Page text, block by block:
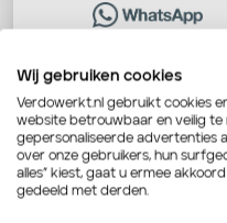
Verstuur je
Wij gebruiken cookies
Verdowerkt.nl gebruikt cookies
website betrouwbaar en veilig te
gepersonaliseerde advertenties
over onze gebruikers, hun
alles” kiest, gaat u ermee
gedeeld met derden.